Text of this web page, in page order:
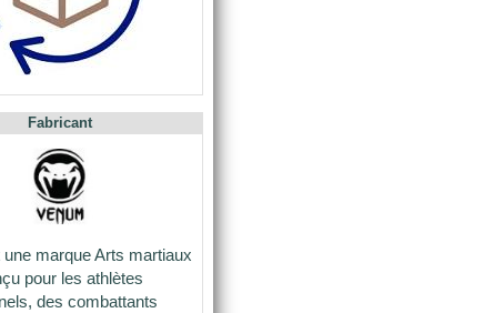
Fabricant
marque Arts martiaux
pour les athlètes
des combattants